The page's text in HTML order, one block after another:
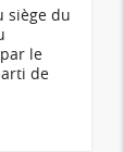
siège du
le
de